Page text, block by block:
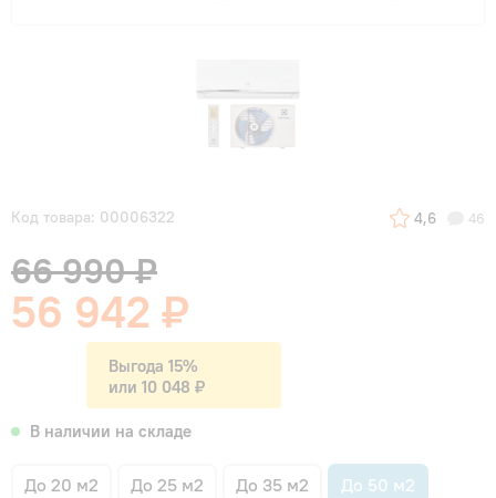
Код товара: 00006322 4,6 46
66 990 ₽
56 942 ₽
Выгода 15%
или 10 048 ₽
В наличии на складе
До 20 м2 До 25 м2 До 35 м2 До 50 м2